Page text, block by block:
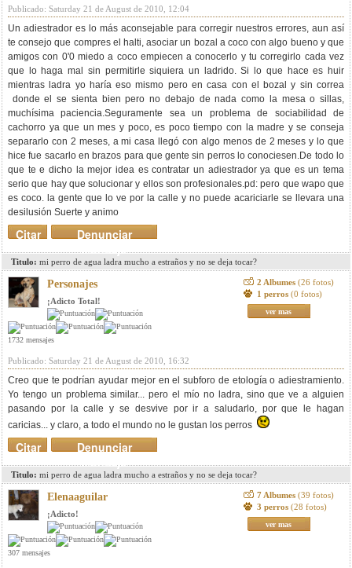
Publicado: Saturday 21 de August de 2010, 12:04
Un adiestrador es lo más aconsejable para corregir nuestros errores, aun así
te consejo que compres el halti, asociar un bozal a coco con algo bueno y que
amigos con 0'0 miedo a coco empiecen a conocerlo y tu corregirlo cada vez
que lo haga mal sin permitirle siquiera un ladrido. Si lo que hace es huir
mientras ladra yo haría eso mismo pero en casa con el bozal y sin correa
donde el se sienta bien pero no debajo de nada como la mesa o sillas,
muchísima paciencia.Seguramente sea un problema de sociabilidad de
cachorro ya que un mes y poco, es poco tiempo con la madre y se conseja
separarlo con 2 meses, a mi casa llegó con algo menos de 2 meses y lo que
hice fue sacarlo en brazos para que gente sin perros lo conociesen.De todo lo
que te e dicho la mejor idea es contratar un adiestrador ya que es un tema
serio que hay que solucionar y ellos son profesionales.pd: pero que wapo que
es coco. la gente que lo ve por la calle y no puede acariciarle se llevara una
desilusión Suerte y animo
Denunciar
mensaje
Citar
Titulo: mi perro de agua ladra mucho a estraños y no se deja tocar?
Personajes
¡Adicto Total!
1732 mensajes
2 Albumes (26 fotos)
1 perros (0 fotos)
ver mas
Publicado: Saturday 21 de August de 2010, 16:32
Creo que te podrían ayudar mejor en el subforo de etología o adiestramiento.
Yo tengo un problema similar... pero el mío no ladra, sino que ve a alguien
pasando por la calle y se desvive por ir a saludarlo, por que le hagan
caricias... y claro, a todo el mundo no le gustan los perros
Denunciar
mensaje
Citar
Titulo: mi perro de agua ladra mucho a estraños y no se deja tocar?
Elenaaguilar
¡Adicto!
307 mensajes
7 Albumes (39 fotos)
3 perros (28 fotos)
ver mas